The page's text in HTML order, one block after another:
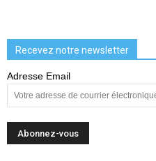
Recevez notre newsletter
Adresse Email